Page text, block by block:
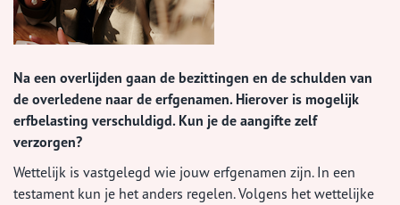
Na een overlijden gaan de bezittingen en de schulden van
de overledene naar de erfgenamen. Hierover is mogelijk
erfbelasting verschuldigd. Kun je de aangifte zelf
verzorgen?
Wettelijk is vastgelegd wie jouw erfgenamen zijn. In een
testament kun je het anders regelen. Volgens het wettelijke